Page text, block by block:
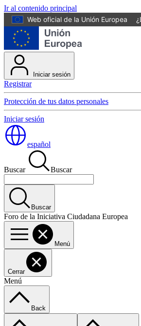
Ir al contenido principal
Web oficial de la Unión Europea
Iniciar sesión
Registrar
Protección de tus datos personales
Iniciar sesión
español
Buscar Buscar
Buscar
Foro de la Iniciativa Ciudadana Europea
Menú
Cerrar
Menú
Back